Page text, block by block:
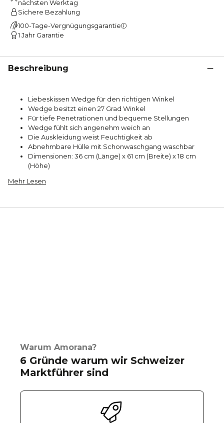
nächsten Werktag
Sichere Bezahlung
100-Tage-Vergnügungsgarantie
1 Jahr Garantie
Beschreibung
Liebeskissen Wedge für den richtigen Winkel
Wedge besitzt einen 27 Grad Winkel
Für tiefe Penetrationen und bequeme Stellungen
Wedge fühlt sich angenehm weich an
Die Auskleidung weist Feuchtigkeit ab
Abnehmbare Hülle mit Schonwaschgang waschbar
Dimensionen: 36 cm (Länge) x 61 cm (Breite) x 18 cm
(Höhe)
Mehr Lesen
Warum Amorana?
6 Gründe warum wir Schweizer
Marktführer sind